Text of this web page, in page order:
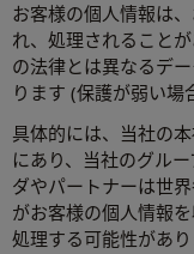
お客様の個人情報は
れ、処理されること
の法律とは異なるデ
ります (保護が弱い場
具体的には、当社の
にあり、当社のグル
ダやパートナーは世
がお客様の個人情報
処理する可能性があり